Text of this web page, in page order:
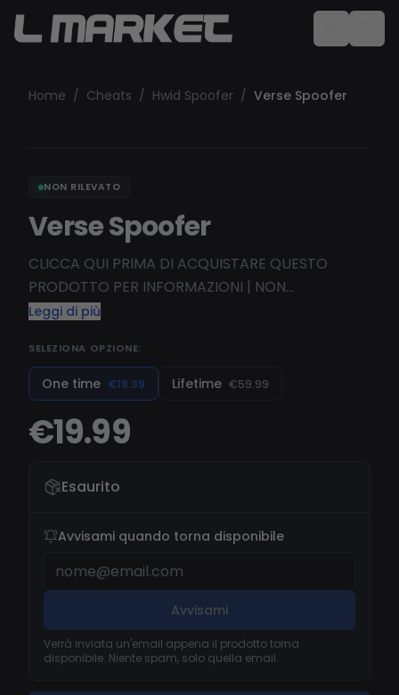
Home / Cheats / Hwid Spoofer / Verse Spoofer
NON RILEVATO
Verse Spoofer
CLICCA QUI PRIMA DI ACQUISTARE QUESTO
PRODOTTO PER INFORMAZIONI | NON
FORNIREMO RIMBORSI PER PRODOTTI VALIOSI.
💲 RIMBORSI SE IL PRODOTTO NON FUNZIONA.
PRODOTTI SICURI. LE TUE INFORMAZIONI
PERSONALI NON VENGONO RACCOLTE.
ECCELLENTE SUPPORTO PER RISOLVERE I TUOI
PROBLEMI.
Leggi di più
SELEZIONA OPZIONE:
One time €19.99 Lifetime €59.99
€19.99
Esaurito
Avvisami quando torna disponibile
Avvisami
Verrà inviata un'email appena il prodotto torna
disponibile. Niente spam, solo quella email.